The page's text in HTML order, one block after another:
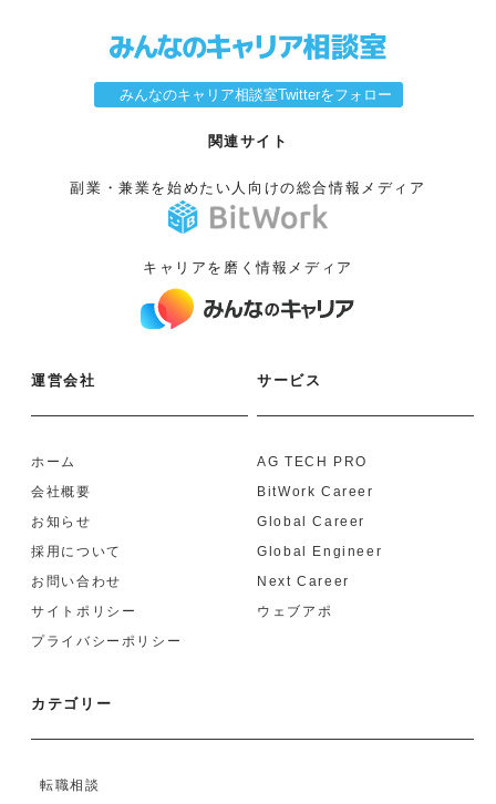
みんなのキャリア相談室Twitterをフォロー
関連サイト
副業・兼業を始めたい人向けの総合情報メディア
キャリアを磨く情報メディア
運営会社
ホーム
会社概要
お知らせ
採用について
お問い合わせ
サイトポリシー
プライバシーポリシー
サービス
AG TECH PRO
BitWork Career
Global Career
Global Engineer
Next Career
ウェブアポ
カテゴリー
転職相談